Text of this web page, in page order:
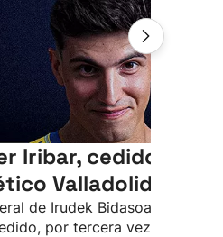
Iribar, cedido al
Valladolid
de Irudek Bidasoa volverá a
por tercera vez, tras la